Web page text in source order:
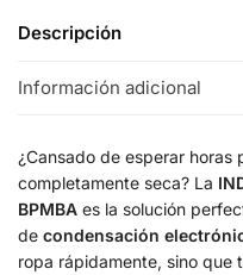
Descripción
Información adicional
¿Cansado de esperar horas
completamente seca? La
BPMBA es la solución
de condensación
ropa rápidamente, sino que